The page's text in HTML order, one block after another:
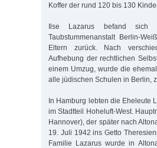
Koffer der rund 120 bis 130
Ilse Lazarus befand sich
Taubstummenanstalt Berlin-
Eltern zurück. Nach
Aufhebung der rechtlichen
einem Umzug, wurde die
alle jüdischen Schulen in Berlin,
In Hamburg lebten die Eheleute
im Stadtteil Hoheluft-West.
Hannover), der später nach
19. Juli 1942 ins Getto
Familie Lazarus wurde in